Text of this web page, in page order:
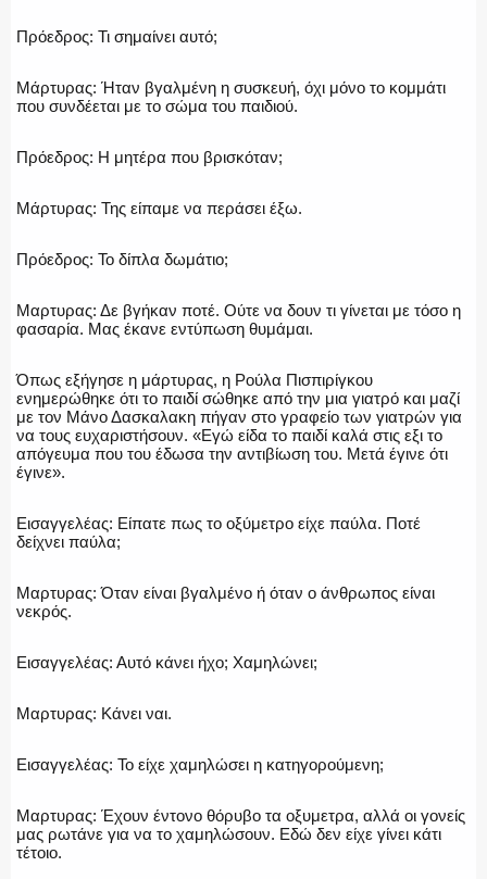
Πρόεδρος: Τι σημαίνει αυτό;
Μάρτυρας: Ήταν βγαλμένη η συσκευή, όχι μόνο το κομμάτι
που συνδέεται με το σώμα του παιδιού.
Πρόεδρος: Η μητέρα που βρισκόταν;
Μάρτυρας: Της είπαμε να περάσει έξω.
Πρόεδρος: Το δίπλα δωμάτιο;
Μαρτυρας: Δε βγήκαν ποτέ. Ούτε να δουν τι γίνεται με τόσο η
φασαρία. Μας έκανε εντύπωση θυμάμαι.
Όπως εξήγησε η μάρτυρας, η Ρούλα Πισπιρίγκου
ενημερώθηκε ότι το παιδί σώθηκε από την μια γιατρό και μαζί
με τον Μάνο Δασκαλακη πήγαν στο γραφείο των γιατρών για
να τους ευχαριστήσουν. «Εγώ είδα το παιδί καλά στις εξι το
απόγευμα που του έδωσα την αντιβίωση του. Μετά έγινε ότι
έγινε».
Εισαγγελέας: Είπατε πως το οξύμετρο είχε παύλα. Ποτέ
δείχνει παύλα;
Μαρτυρας: Όταν είναι βγαλμένο ή όταν ο άνθρωπος είναι
νεκρός.
Εισαγγελέας: Αυτό κάνει ήχο; Χαμηλώνει;
Μαρτυρας: Κάνει ναι.
Εισαγγελέας: Το είχε χαμηλώσει η κατηγορούμενη;
Μαρτυρας: Έχουν έντονο θόρυβο τα οξυμετρα, αλλά οι γονείς
μας ρωτάνε για να το χαμηλώσουν. Εδώ δεν είχε γίνει κάτι
τέτοιο.